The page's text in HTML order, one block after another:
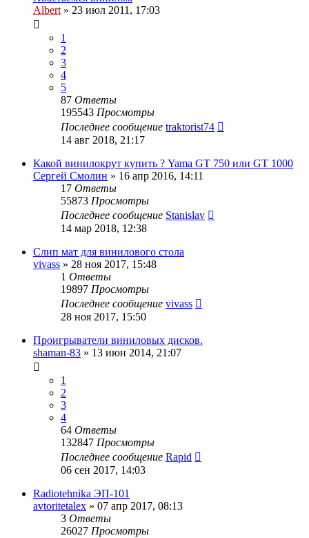
Albert » 23 июл 2011, 17:03
1
2
3
4
5
87 Ответы
195543 Просмотры
Последнее сообщение traktorist74
14 авг 2018, 21:17
Какой винилокрут купить ? Yama GT 750 или GT 1000
Сергей Смолин » 16 апр 2016, 14:11
17 Ответы
55873 Просмотры
Последнее сообщение Stanislav
14 мар 2018, 12:38
Слип мат для винилового стола
vivass » 28 ноя 2017, 15:48
1 Ответы
19897 Просмотры
Последнее сообщение vivass
28 ноя 2017, 15:50
Проигрыватели виниловых дисков.
shaman-83 » 13 июн 2014, 21:07
1
2
3
4
64 Ответы
132847 Просмотры
Последнее сообщение Rapid
06 сен 2017, 14:03
Radiotehnika ЭП-101
avtoritetalex » 07 апр 2017, 08:13
3 Ответы
26027 Просмотры